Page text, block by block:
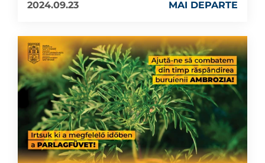
2024.09.23
MAI DEPARTE